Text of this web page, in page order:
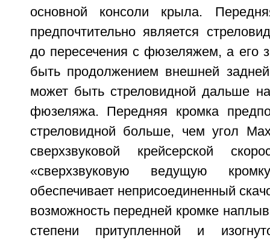
основной консоли крыла.
предпочтительно является
до пересечения с фюзеляжем, а его
быть продолжением внешней
может быть стреловидной дальше
фюзеляжа. Передняя кромка
стреловидной больше, чем угол
сверхзвуковой крейсерской
«сверхзвуковую ведущую
обеспечивает неприсоединенный
возможность передней кромке
степени притупленной и